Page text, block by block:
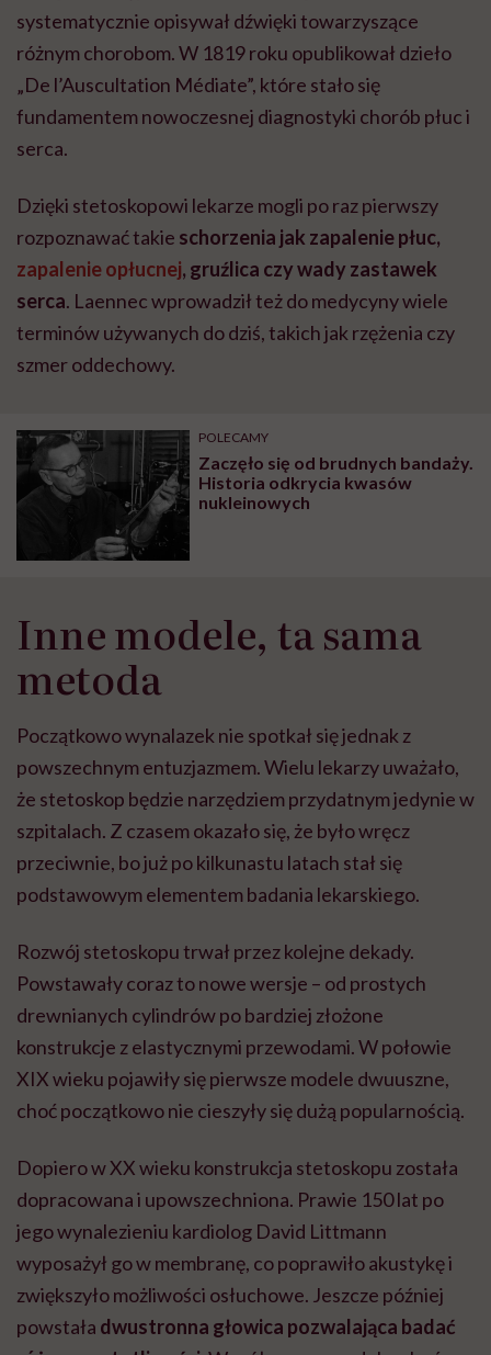
systematycznie opisywał dźwięki towarzyszące
różnym chorobom. W 1819 roku opublikował dzieło
„De l’Auscultation Médiate”, które stało się
fundamentem nowoczesnej diagnostyki chorób płuc i
serca.
Dzięki stetoskopowi lekarze mogli po raz pierwszy
rozpoznawać takie schorzenia jak zapalenie płuc,
zapalenie opłucnej, gruźlica czy wady zastawek
serca. Laennec wprowadził też do medycyny wiele
terminów używanych do dziś, takich jak rzężenia czy
szmer oddechowy.
POLECAMY
Zaczęło się od brudnych bandaży.
Historia odkrycia kwasów
nukleinowych
Inne modele, ta sama
metoda
Początkowo wynalazek nie spotkał się jednak z
powszechnym entuzjazmem. Wielu lekarzy uważało,
że stetoskop będzie narzędziem przydatnym jedynie w
szpitalach. Z czasem okazało się, że było wręcz
przeciwnie, bo już po kilkunastu latach stał się
podstawowym elementem badania lekarskiego.
Rozwój stetoskopu trwał przez kolejne dekady.
Powstawały coraz to nowe wersje – od prostych
drewnianych cylindrów po bardziej złożone
konstrukcje z elastycznymi przewodami. W połowie
XIX wieku pojawiły się pierwsze modele dwuuszne,
choć początkowo nie cieszyły się dużą popularnością.
Dopiero w XX wieku konstrukcja stetoskopu została
dopracowana i upowszechniona. Prawie 150 lat po
jego wynalezieniu kardiolog David Littmann
wyposażył go w membranę, co poprawiło akustykę i
zwiększyło możliwości osłuchowe. Jeszcze później
powstała dwustronna głowica pozwalająca badać